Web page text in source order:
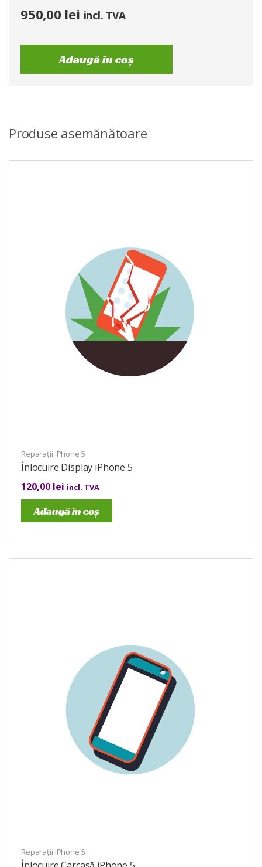
950,00 lei incl. TVA
Adaugă în coș
Produse asemănătoare
Reparații iPhone 5
Înlocuire Display iPhone 5
120,00 lei incl. TVA
Adaugă în coș
Reparații iPhone 5